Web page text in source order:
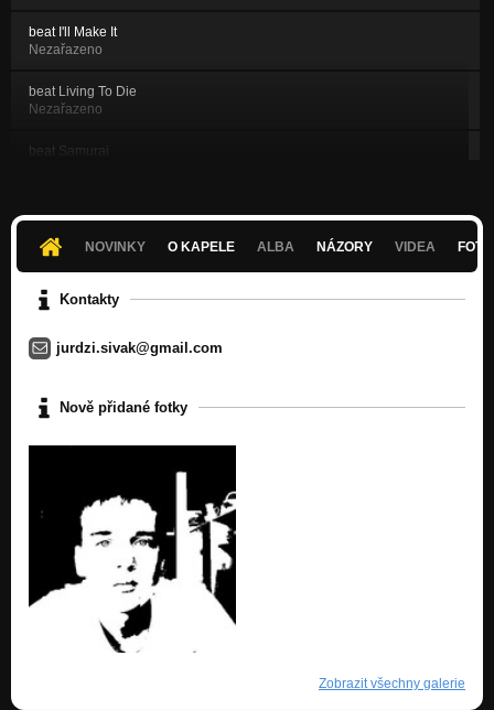
beat I'll Make It
Nezařazeno
beat Living To Die
Nezařazeno
beat Samurai
Before You Go
Nezařazeno
Nezařazeno
Nezařazeno
Personality Disorder
NOVINKY O KAPELE ALBA NÁZORY VIDEA
Kontakty
jurdzi.sivak@gmail.com
Nově přidané fotky
Zobrazit všechny galerie